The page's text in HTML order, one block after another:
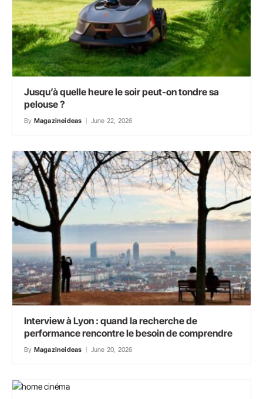
Jusqu’à quelle heure le soir peut-on tondre sa
pelouse ?
By Magazineideas June 22, 2026
Interview à Lyon : quand la recherche de
performance rencontre le besoin de comprendre
By Magazineideas June 20, 2026